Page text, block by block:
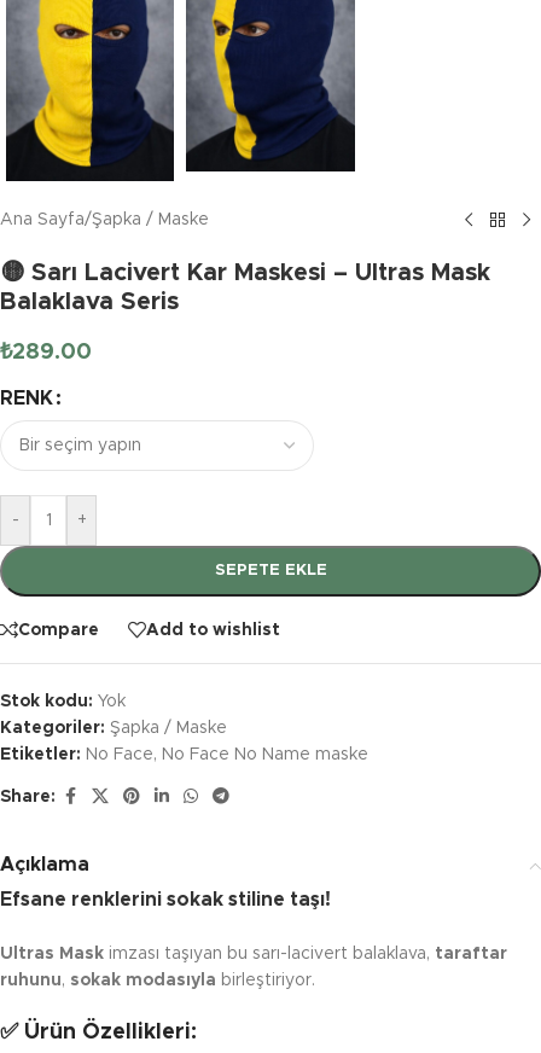
Ana Sayfa/Şapka / Maske
🟡 Sarı Lacivert Kar Maskesi – Ultras Mask
Balaklava Seris
₺289.00
RENK
- +
SEPETE EKLE
Compare Add to wishlist
Stok kodu: Yok
Kategoriler: Şapka / Maske
Etiketler: No Face, No Face No Name maske
Share:
Açıklama
Efsane renklerini sokak stiline taşı!
Ultras Mask imzası taşıyan bu sarı-lacivert balaklava, taraftar
ruhunu, sokak modasıyla birleştiriyor.
✅ Ürün Özellikleri: